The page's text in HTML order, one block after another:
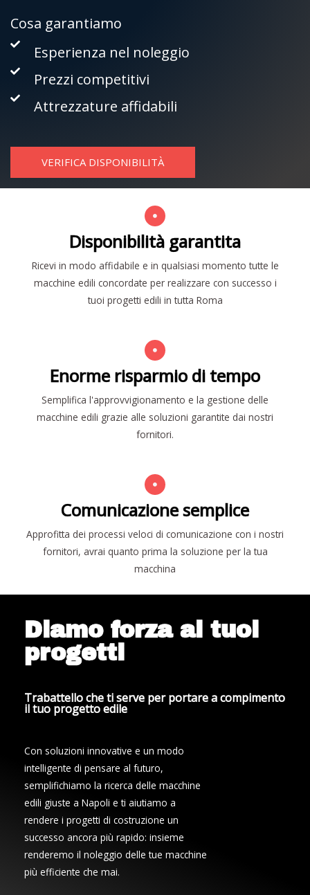
Cosa garantiamo
Esperienza nel noleggio
Prezzi competitivi
Attrezzature affidabili
VERIFICA DISPONIBILITÀ
Disponibilità garantita
Ricevi in modo affidabile e in qualsiasi momento tutte le
macchine edili concordate per realizzare con successo i
tuoi progetti edili in tutta Roma
Enorme risparmio di tempo
Semplifica l'approvvigionamento e la gestione delle
macchine edili grazie alle soluzioni garantite dai nostri
fornitori.
Comunicazione semplice
Approfitta dei processi veloci di comunicazione con i nostri
fornitori, avrai quanto prima la soluzione per la tua
macchina
Diamo forza ai tuoi
progetti
Trabattello che ti serve per portare a compimento
il tuo progetto edile
Con soluzioni innovative e un modo
intelligente di pensare al futuro,
semplifichiamo la ricerca delle macchine
edili giuste a Napoli e ti aiutiamo a
rendere i progetti di costruzione un
successo ancora più rapido: insieme
renderemo il noleggio delle tue macchine
più efficiente che mai.